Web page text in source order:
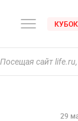
Посещая сайт
29